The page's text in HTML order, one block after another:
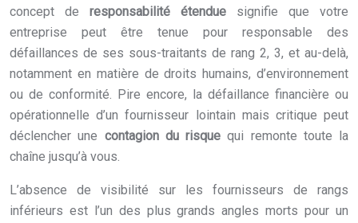
concept de responsabilité étendue signifie que votre
entreprise peut être tenue pour responsable des
défaillances de ses sous-traitants de rang 2, 3, et au-delà,
notamment en matière de droits humains, d’environnement
ou de conformité. Pire encore, la défaillance financière ou
opérationnelle d’un fournisseur lointain mais critique peut
déclencher une contagion du risque qui remonte toute la
chaîne jusqu’à vous.
L’absence de visibilité sur les fournisseurs de rangs
inférieurs est l’un des plus grands angles morts pour un